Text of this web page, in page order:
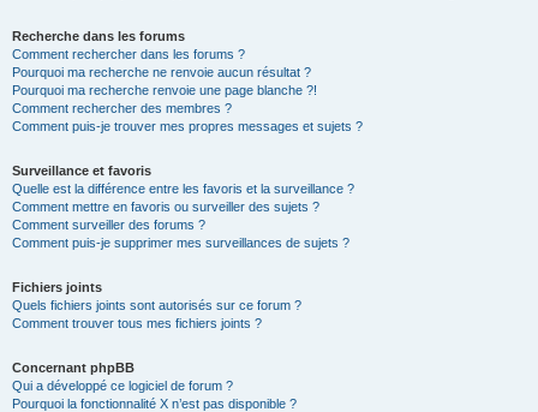
Recherche dans les forums
Comment rechercher dans les forums ?
Pourquoi ma recherche ne renvoie aucun résultat ?
Pourquoi ma recherche renvoie une page blanche ?!
Comment rechercher des membres ?
Comment puis-je trouver mes propres messages et sujets ?
Surveillance et favoris
Quelle est la différence entre les favoris et la surveillance ?
Comment mettre en favoris ou surveiller des sujets ?
Comment surveiller des forums ?
Comment puis-je supprimer mes surveillances de sujets ?
Fichiers joints
Quels fichiers joints sont autorisés sur ce forum ?
Comment trouver tous mes fichiers joints ?
Concernant phpBB
Qui a développé ce logiciel de forum ?
Pourquoi la fonctionnalité X n’est pas disponible ?